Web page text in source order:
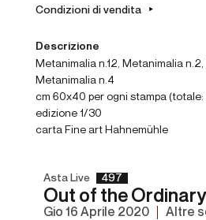
Condizioni di vendita
Descrizione
Metanimalia n.12, Metanimalia n.2, Metanimalia n.3,
Metanimalia n.4
cm 60x40 per ogni stampa (totale:
edizione 1/30
carta Fine art Hahnemühle
Asta Live 497
Out of the Ordinary
gio 16 Aprile 2020 Altre